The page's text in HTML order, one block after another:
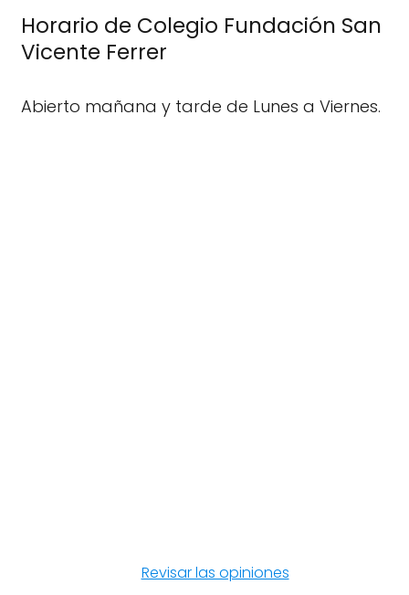
Horario de Colegio Fundación San
Vicente Ferrer
Abierto mañana y tarde de Lunes a Viernes.
Revisar las opiniones